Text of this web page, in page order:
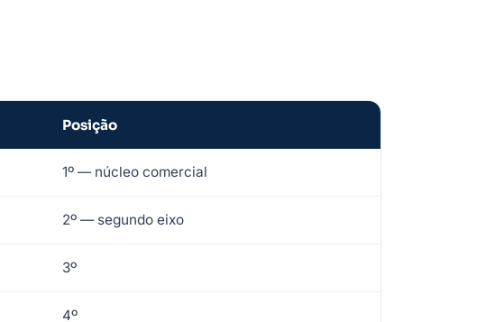
Posição
1º — núcleo comercial
2º — segundo eixo
3º
4º